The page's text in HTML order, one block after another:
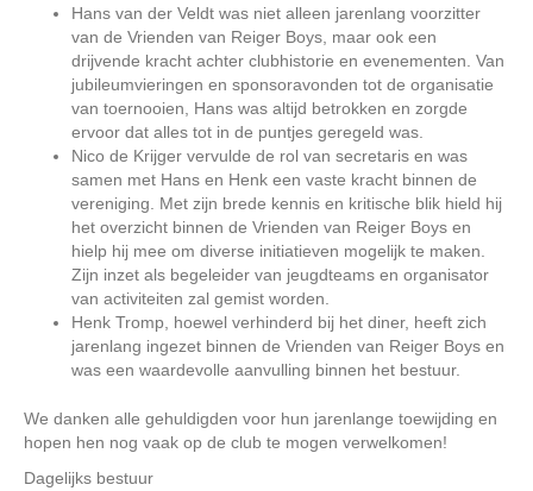
Hans van der Veldt was niet alleen jarenlang voorzitter
van de Vrienden van Reiger Boys, maar ook een
drijvende kracht achter clubhistorie en evenementen. Van
jubileumvieringen en sponsoravonden tot de organisatie
van toernooien, Hans was altijd betrokken en zorgde
ervoor dat alles tot in de puntjes geregeld was.
Nico de Krijger vervulde de rol van secretaris en was
samen met Hans en Henk een vaste kracht binnen de
vereniging. Met zijn brede kennis en kritische blik hield hij
het overzicht binnen de Vrienden van Reiger Boys en
hielp hij mee om diverse initiatieven mogelijk te maken.
Zijn inzet als begeleider van jeugdteams en organisator
van activiteiten zal gemist worden.
Henk Tromp, hoewel verhinderd bij het diner, heeft zich
jarenlang ingezet binnen de Vrienden van Reiger Boys en
was een waardevolle aanvulling binnen het bestuur.
We danken alle gehuldigden voor hun jarenlange toewijding en
hopen hen nog vaak op de club te mogen verwelkomen!
Dagelijks bestuur